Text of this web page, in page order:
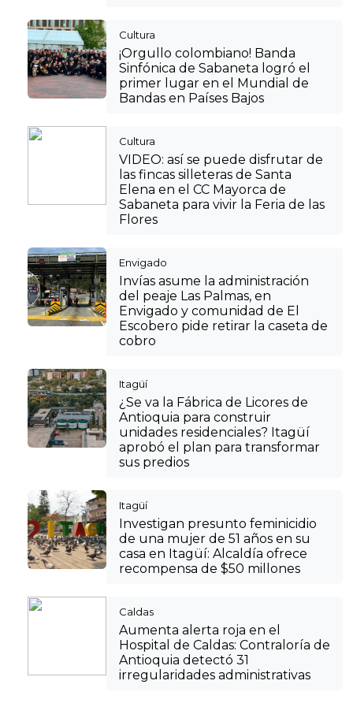
Cultura
¡Orgullo colombiano! Banda
Sinfónica de Sabaneta logró el
primer lugar en el Mundial de
Bandas en Países Bajos
Cultura
VIDEO: así se puede disfrutar de
las fincas silleteras de Santa
Elena en el CC Mayorca de
Sabaneta para vivir la Feria de las
Flores
Envigado
Invías asume la administración
del peaje Las Palmas, en
Envigado y comunidad de El
Escobero pide retirar la caseta de
cobro
Itagüí
¿Se va la Fábrica de Licores de
Antioquia para construir
unidades residenciales? Itagüí
aprobó el plan para transformar
sus predios
Itagüí
Investigan presunto feminicidio
de una mujer de 51 años en su
casa en Itagüí: Alcaldía ofrece
recompensa de $50 millones
Caldas
Aumenta alerta roja en el
Hospital de Caldas: Contraloría de
Antioquia detectó 31
irregularidades administrativas